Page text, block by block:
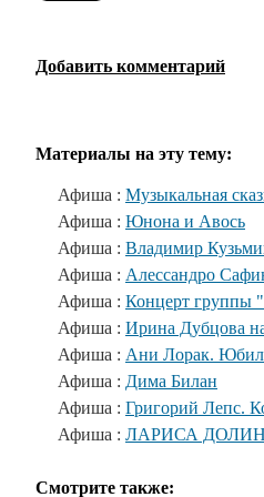
Добавить комментарий
Материалы на эту тему:
Афиша : Музыкальная
Афиша : Юнона и Авось
Афиша : Владимир
Афиша : Алессандро
Афиша : Концерт группы
Афиша : Ирина Дубцова
Афиша : Ани Лорак.
Афиша : Дима Билан
Афиша : Григорий Лепс.
Афиша : ЛАРИСА
Смотрите также: